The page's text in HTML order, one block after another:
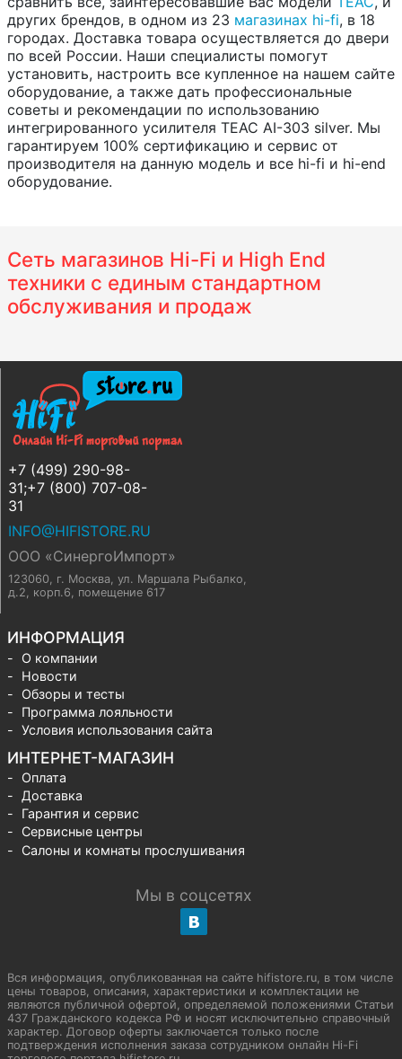
других брендов, в одном из 23 магазинах hi-fi, в 18
городах. Доставка товара осуществляется до двери
по всей России. Наши специалисты помогут
установить, настроить все купленное на нашем сайте
оборудование, а также дать профессиональные
советы и рекомендации по использованию
интегрированного усилителя TEAC AI-303 silver. Мы
гарантируем 100% сертификацию и сервис от
производителя на данную модель и все hi-fi и hi-end
оборудование.
Сеть магазинов Hi-Fi и High End
техники с единым стандартном
обслуживания и продаж
+7 (499) 290-98-
31;+7 (800) 707-08-
31
INFO@HIFISTORE.RU
ООО «СинергоИмпорт»
123060, г. Москва, ул. Маршала Рыбалко,
д.2, корп.6, помещение 617
ИНФОРМАЦИЯ
О компании
Новости
Обзоры и тесты
Программа лояльности
Условия использования сайта
ИНТЕРНЕТ-МАГАЗИН
Оплата
Доставка
Гарантия и сервис
Сервисные центры
Салоны и комнаты прослушивания
Мы в соцсетях
Вся информация, опубликованная на сайте hifistore.ru, в том числе
цены товаров, описания, характеристики и комплектации не
являются публичной офертой, определяемой положениями Статьи
437 Гражданского кодекса РФ и носят исключительно справочный
характер. Договор оферты заключается только после
подтверждения исполнения заказа сотрудником онлайн Hi-Fi